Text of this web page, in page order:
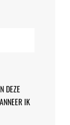
DEZE
IK